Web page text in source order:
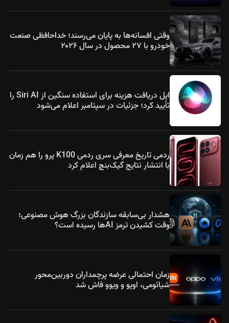
وقتی افسانه‌ها به پایان می‌رسند؛ خداحافظی صنعت
خودرو با ۲۷ محصول در سال ۲۰۲۶
اپل دریافت هزینه برای استفاده سنگین از Siri AI را
تأیید کرد؛ جزئیات در سپتامبر اعلام می‌شود
ردمی تاریخ معرفی سری ردمی K100 پرو را هم زمان
با انتشار نتایج گیک‌بنچ اعلام کرد
هشدار بی‌سابقه سازندگان بزرگ هوش مصنوعی؛
وقت کشیدن ترمز AIها رسیده است؟
زمان احتمالی عرضه پرچمداران دوربین‌محور
شیائومی، اوپو و ویوو فاش شد